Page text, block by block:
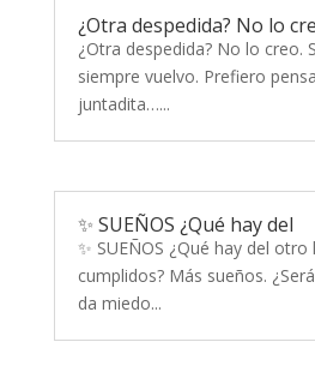
¿Otra despedida? No lo
¿Otra despedida? No lo creo.
siempre vuelvo. Prefiero
juntadita…...
✨ SUEÑOS ¿Qué hay del
✨ SUEÑOS ¿Qué hay del
cumplidos? Más sueños.
da miedo...